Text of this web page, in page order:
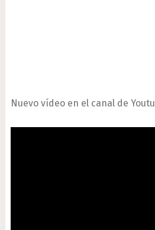
Nuevo vídeo en el canal de